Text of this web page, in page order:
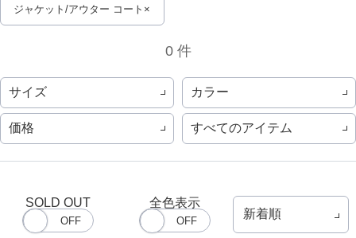
ジャケット/アウター コート
0 件
サイズ カラー
価格 すべてのアイテム
SOLD OUT 全色表示